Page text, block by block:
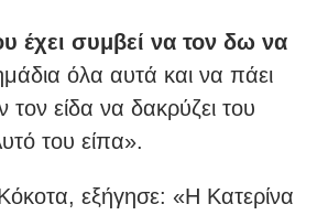
έχει συμβεί να τον δω να
όλα αυτά και να πάει
είδα να δακρύζει του
του είπα».
εξήγησε: «Η Κατερίνα